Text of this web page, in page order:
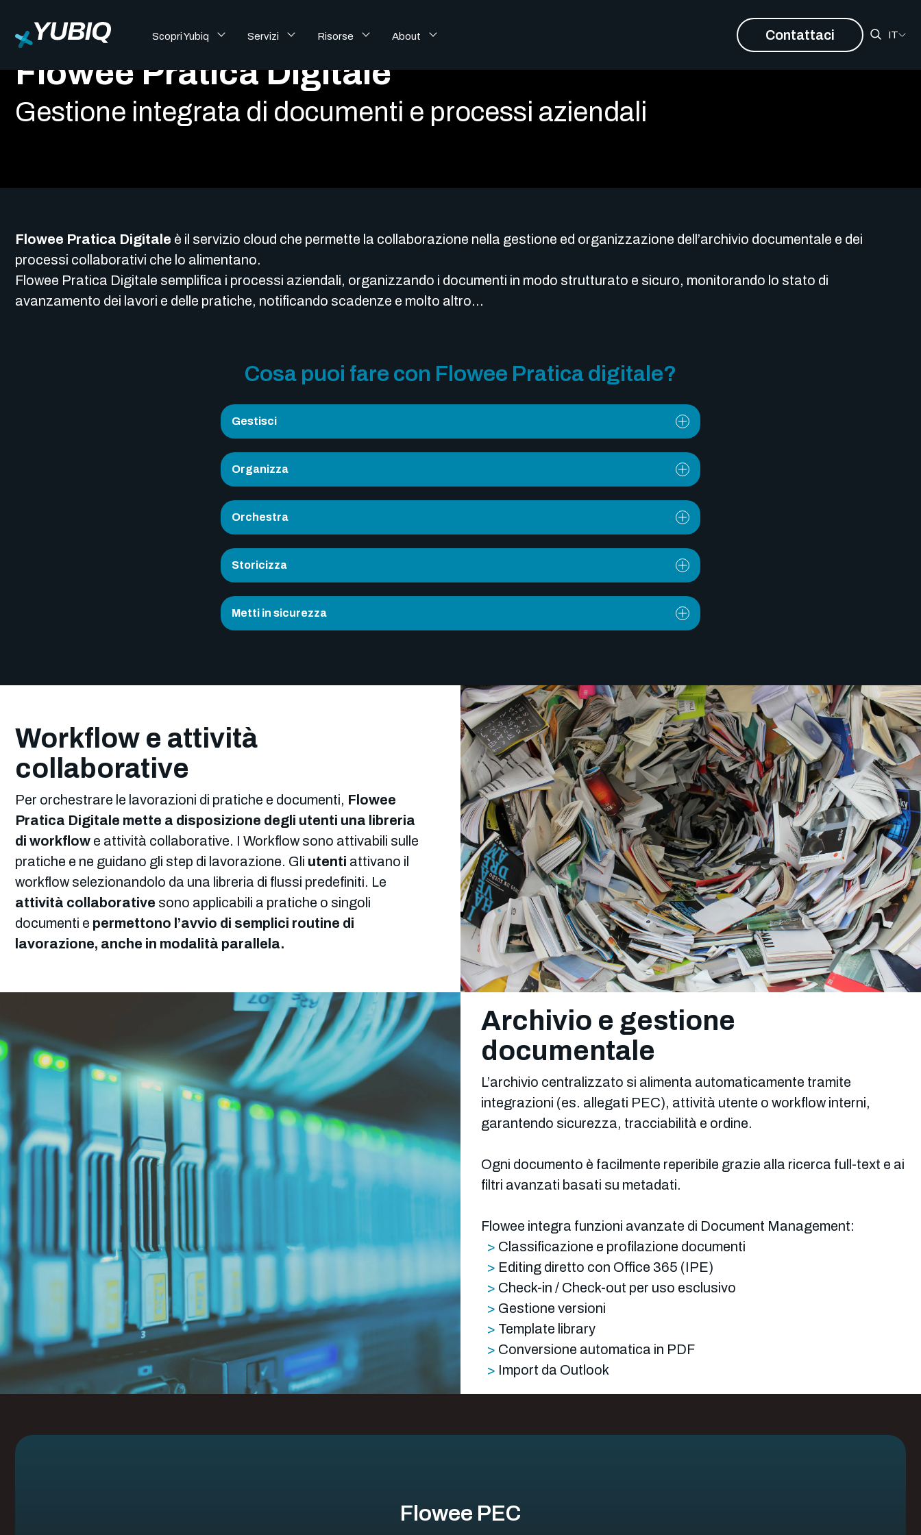
Scopri Yubiq Servizi Risorse About Contattaci IT
Flowee Pratica Digitale
Gestione integrata di documenti e processi aziendali
Flowee Pratica Digitale è il servizio cloud che permette la collaborazione nella gestione ed organizzazione dell’archivio documentale e dei
processi collaborativi che lo alimentano.
Flowee Pratica Digitale semplifica i processi aziendali, organizzando i documenti in modo strutturato e sicuro, monitorando lo stato di
avanzamento dei lavori e delle pratiche, notificando scadenze e molto altro…
Cosa puoi fare con Flowee Pratica digitale?
Gestisci
Organizza
Orchestra
Storicizza
Metti in sicurezza
Workflow e attività
collaborative
Per orchestrare le lavorazioni di pratiche e documenti, Flowee
Pratica Digitale mette a disposizione degli utenti una libreria
di workflow e attività collaborative. I Workflow sono attivabili sulle
pratiche e ne guidano gli step di lavorazione. Gli utenti attivano il
workflow selezionandolo da una libreria di flussi predefiniti. Le
attività collaborative sono applicabili a pratiche o singoli
documenti e permettono l’avvio di semplici routine di
lavorazione, anche in modalità parallela.
Archivio e gestione
documentale
L’archivio centralizzato si alimenta automaticamente tramite
integrazioni (es. allegati PEC), attività utente o workflow interni,
garantendo sicurezza, tracciabilità e ordine.
Ogni documento è facilmente reperibile grazie alla ricerca full-text e ai
filtri avanzati basati su metadati.
Flowee integra funzioni avanzate di Document Management:
> Classificazione e profilazione documenti
> Editing diretto con Office 365 (IPE)
> Check-in / Check-out per uso esclusivo
> Gestione versioni
> Template library
> Conversione automatica in PDF
> Import da Outlook
Flowee PEC